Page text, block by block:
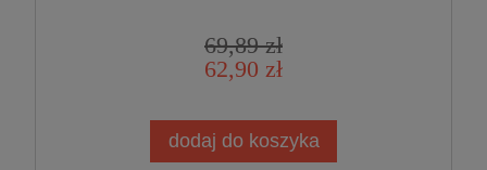
69,89 zł
62,90 zł
dodaj do koszyka